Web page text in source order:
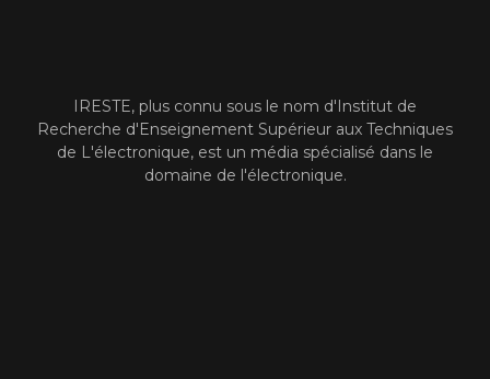
IRESTE, plus connu sous le nom d'Institut de
Recherche d'Enseignement Supérieur aux Techniques
de L'électronique, est un média spécialisé dans le
domaine de l'électronique.